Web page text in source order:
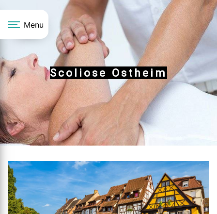
Menu
Scoliose Ostheim
Panneau de gestion des cookies